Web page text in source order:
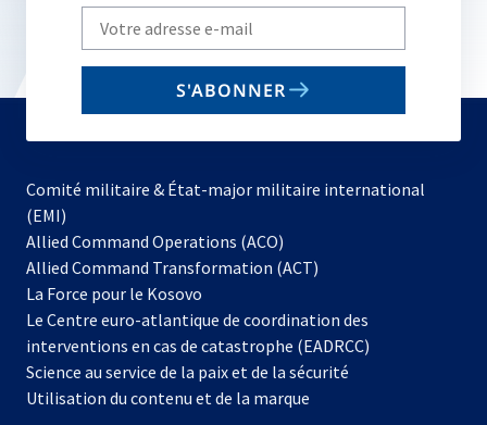
Write
your
email
S'ABONNER
Comité militaire & État-major militaire international
(EMI)
Allied Command Operations (ACO)
dans
nouvel
onglet
Allied Command Transformation (ACT)
La Force pour le Kosovo
dans
un
nouvel
onglet
Le Centre euro-atlantique de coordination des
interventions en cas de catastrophe (EADRCC)
Science au service de la paix et de la sécurité
Utilisation du contenu et de la marque